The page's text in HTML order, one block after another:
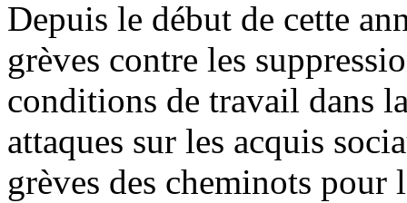
Depuis le début de cette
grèves contre les
conditions de travail dans
attaques sur les acquis
grèves des cheminots pour